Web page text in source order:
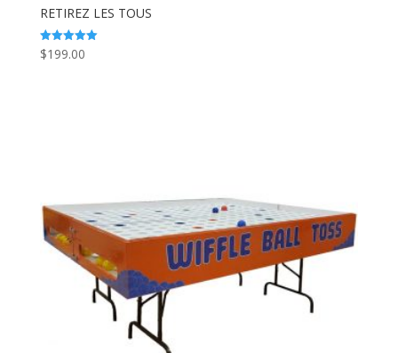
RETIREZ LES TOUS
Note
5.00
$199.00